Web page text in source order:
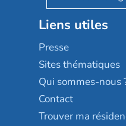
Stella
Les villages d'or
Sérénys
Résidences
Groupe aplus
Liens utiles
Presse
Sites thématiques
Qui sommes-nous
Contact
Trouver ma